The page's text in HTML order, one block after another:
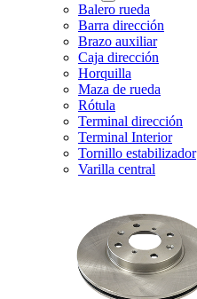
Balero rueda
Barra dirección
Brazo auxiliar
Caja dirección
Horquilla
Maza de rueda
Rótula
Terminal dirección
Terminal Interior
Tornillo estabilizador
Varilla central